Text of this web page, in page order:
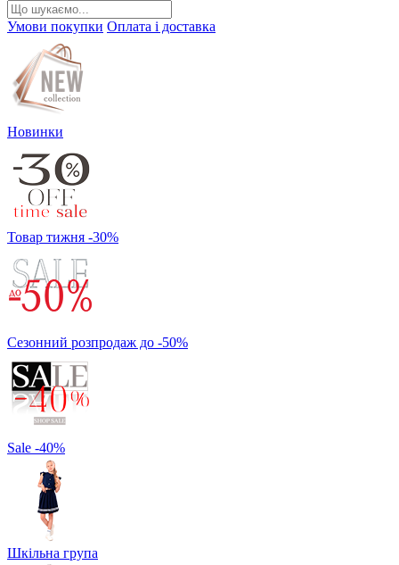
Умови покупки Оплата і доставка
Новинки
Товар тижня -30%
Сезонний розпродаж до -50%
Sale -40%
Шкільна група